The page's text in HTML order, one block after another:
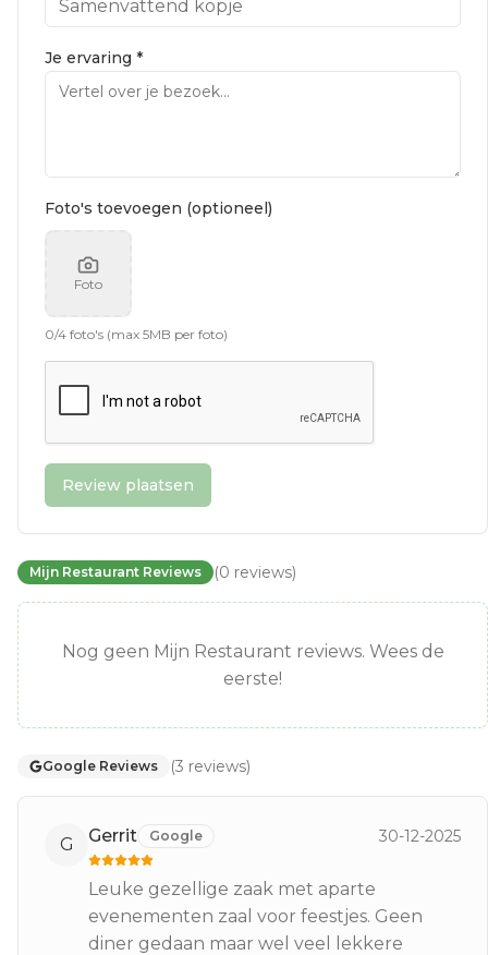
Je ervaring *
Foto's toevoegen (optioneel)
Foto
0/4 foto's (max 5MB per foto)
Review plaatsen
Mijn Restaurant Reviews (0 reviews)
Nog geen Mijn Restaurant reviews. Wees de
eerste!
Google Reviews (3 reviews)
G Gerrit Google 30-12-2025
Leuke gezellige zaak met aparte
evenementen zaal voor feestjes. Geen
diner gedaan maar wel veel lekkere